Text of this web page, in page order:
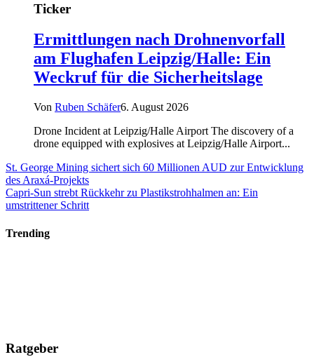
Ticker
Ermittlungen nach Drohnenvorfall
am Flughafen Leipzig/Halle: Ein
Weckruf für die Sicherheitslage
Von Ruben Schäfer6. August 2026
Drone Incident at Leipzig/Halle Airport The discovery of a
drone equipped with explosives at Leipzig/Halle Airport...
St. George Mining sichert sich 60 Millionen AUD zur Entwicklung
des Araxá-Projekts
Capri-Sun strebt Rückkehr zu Plastikstrohhalmen an: Ein
umstrittener Schritt
Trending
Ratgeber